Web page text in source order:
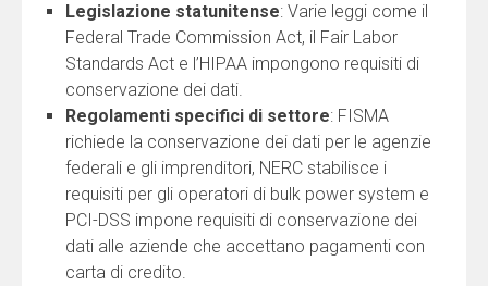
Legislazione statunitense: Varie leggi come il
Federal Trade Commission Act, il Fair Labor
Standards Act e l’HIPAA impongono requisiti di
conservazione dei dati.
Regolamenti specifici di settore: FISMA
richiede la conservazione dei dati per le agenzie
federali e gli imprenditori, NERC stabilisce i
requisiti per gli operatori di bulk power system e
PCI-DSS impone requisiti di conservazione dei
dati alle aziende che accettano pagamenti con
carta di credito.